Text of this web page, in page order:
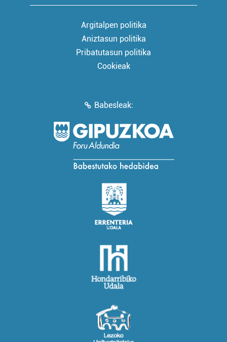
Argitalpen politika
Aniztasun politika
Pribatutasun politika
Cookieak
Babesleak: